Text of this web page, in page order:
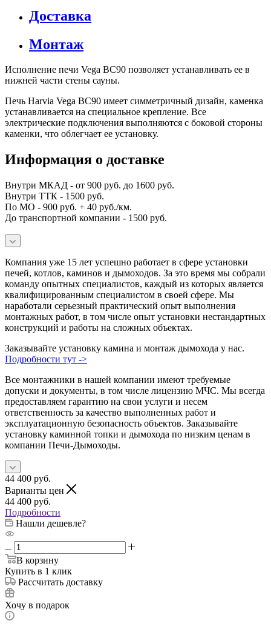
Доставка
Монтаж
Исполнение печи Vega BC90 позволяет устанавливать ее в
нижней части стены сауны.
Печь Harvia Vega BC90 имеет симметричный дизайн, каменка
устанавливается на специальное крепление. Все
электрические подключения выполняются с боковой стороны
каменки, что облегчает ее установку.
Информация о доставке
Внутри МКАД - от 900 руб. до 1600 руб.
Внутри ТТК - 1500 руб.
По МО - 900 руб. + 40 руб./км.
До транспортной компании - 1500 руб.
Компания уже 15 лет успешно работает в сфере установки
печей, котлов, каминов и дымоходов. За это время мы собрали
команду опытных специалистов, каждый из которых является
квалифицированным специалистом в своей сфере. Мы
наработали серьезный практический опыт выполнения
монтажных работ, в том числе опыт установки нестандартных
конструкций и работы на сложных объектах.
Заказывайте установку камина и монтаж дымохода у нас.
Подробности тут ->
Все монтажники в нашей компании имеют требуемые
допуски и документы, в том числе лицензию МЧС. Мы всегда
предоставляем гарантию на свои услуги и несем
ответственность за качество выполненных работ и
эксплуатационную безопасность объектов. Заказывайте
установку каминной топки и дымохода по низким ценам в
компании Печи-Дымоходы.
44 400 руб.
Варианты цен
44 400 руб.
Подробности
Нашли дешевле?
В корзину
Купить в 1 клик
Рассчитать доставку
Хочу в подарок